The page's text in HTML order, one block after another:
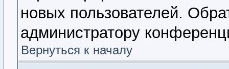
новых пользователей.
администратору
Вернуться к началу